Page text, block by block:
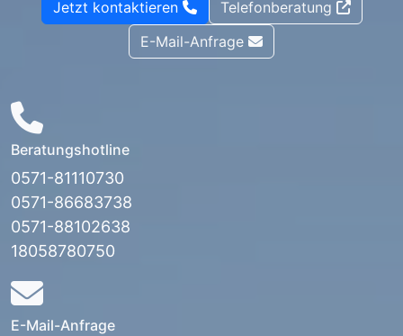
Jetzt kontaktieren
Telefonberatung
E-Mail-Anfrage
Beratungshotline
0571-81110730
0571-86683738
0571-88102638
18058780750
E-Mail-Anfrage